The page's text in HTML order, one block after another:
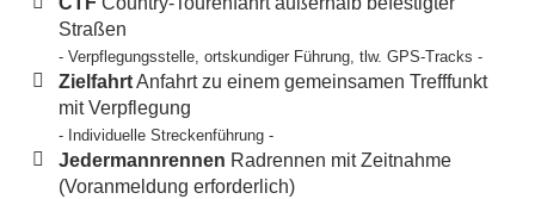
Straßen
- Verpflegungsstelle, ortskundiger Führung, tlw. GPS-Tracks -
ZielfahrtAnfahrt zu einem gemeinsamen Trefffunkt
mit Verpflegung
- Individuelle Streckenführung -
Jedermannrennen Radrennen mit Zeitnahme
(Voranmeldung erforderlich)